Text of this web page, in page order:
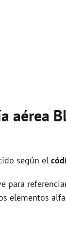
aérea
según el
para
elementos